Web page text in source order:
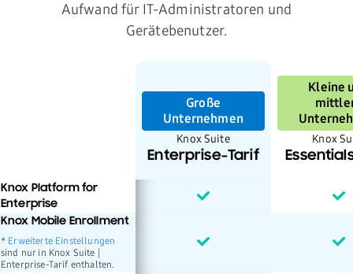
Aufwand für IT-Administratoren und
Gerätebenutzer.
Große
Unternehmen
Knox Suite
Enterprise-Tarif
Kleine
Knox
Knox Platform for
Enterprise
Knox Mobile Enrollment
* Erweiterte Einstellungen
sind nur in Knox Suite |
Enterprise-Tarif enthalten.